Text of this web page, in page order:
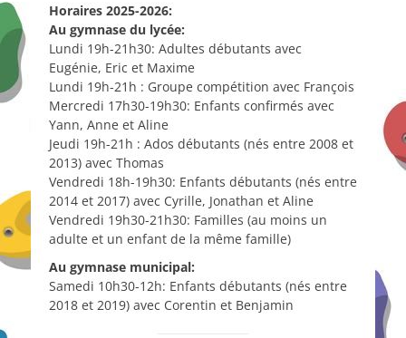
Horaires 2025-2026:
Au gymnase du lycée:
Lundi 19h-21h30: Adultes débutants avec
Eugénie, Eric et Maxime
Lundi 19h-21h : Groupe compétition avec François
Mercredi 17h30-19h30: Enfants confirmés avec
Yann, Anne et Aline
Jeudi 19h-21h : Ados débutants (nés entre 2008 et
2013) avec Thomas
Vendredi 18h-19h30: Enfants débutants (nés entre
2014 et 2017) avec Cyrille, Jonathan et Aline
Vendredi 19h30-21h30: Familles (au moins un
adulte et un enfant de la même famille)
Au gymnase municipal:
Samedi 10h30-12h: Enfants débutants (nés entre
2018 et 2019) avec Corentin et Benjamin